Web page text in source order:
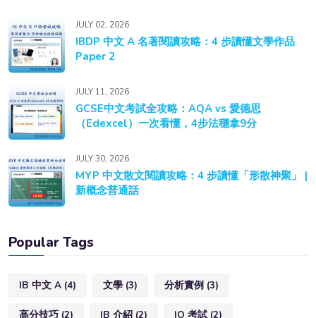
JULY 02, 2026
IBDP 中文 A 名著閱讀攻略：4 步讀懂文學作品
Paper 2
JULY 11, 2026
GCSE中文考試全攻略：AQA vs 愛德思
（Edexcel）一次看懂，4步法穩拿9分
JULY 30, 2026
MYP 中文散文閱讀攻略：4 步讀懂「形散神聚」 |
新概念普通話
Popular Tags
IB 中文 A (4) 文學 (3) 分析實例 (3)
高分技巧 (2) IB 介紹 (2) IO 考試 (2)